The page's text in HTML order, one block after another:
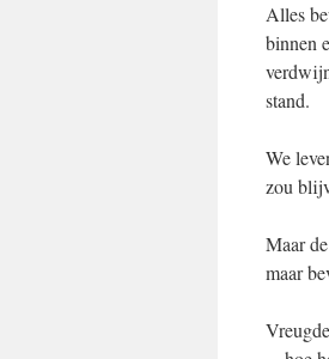
Alles
binnen
stand.
We
zou
Maar de
maar